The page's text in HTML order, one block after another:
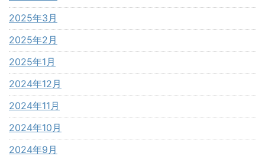
2025年3月
2025年2月
2025年1月
2024年12月
2024年11月
2024年10月
2024年9月